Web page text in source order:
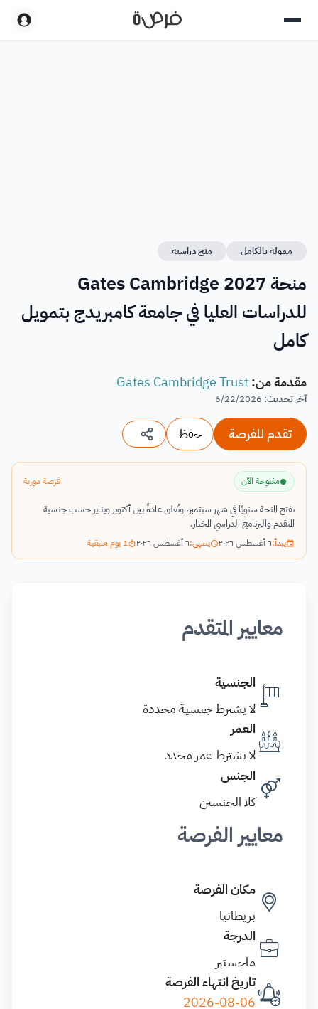
ممولة بالكامل منح دراسية
منحة Gates Cambridge 2027
للدراسات العليا في جامعة كامبريدج بتمويل
كامل
مقدمة من:
Gates Cambridge Trust
آخر تحديث:
6/22/2026
تقدم للفرصة حفظ
مفتوحة الآن فرصة دورية
تفتح المنحة سنويًا في شهر سبتمبر، وتُغلق عادةً بين أكتوبر ويناير حسب جنسية
المتقدم والبرنامج الدراسي المختار.
يبدأ:٦ أغسطس ٢٠٢٦ ينتهي:٦ أغسطس ٢٠٢٦ 1 يوم متبقية
معايير المتقدم
الجنسية
لا يشترط جنسية محددة
العمر
لا يشترط عمر محدد
الجنس
كلا الجنسين
معايير الفرصة
مكان الفرصة
بريطانيا
الدرجة
ماجستير
تاريخ انتهاء الفرصة
2026-08-06